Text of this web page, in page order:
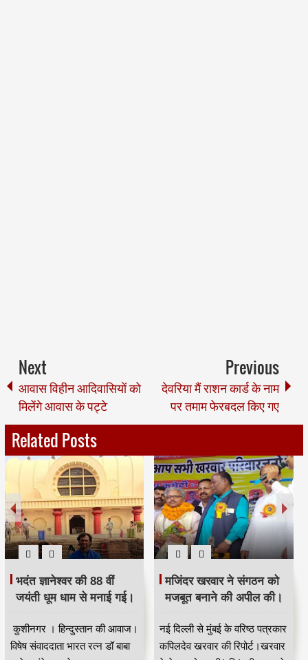
Next
आवास विहीन आदिवासियों को
मिलेंगे आवास के पट्टे
Previous
देवरिया मैं राशन कार्ड के नाम
पर तमाम फेरबदल किए गए
Related Posts
भदंत ज्ञानेश्वर की 88 वीं
जयंती धूम धाम से मनाई गई।
कुशीनगर । हिन्दुस्तान की आवाज।
विषेष संवाददाता भारत रत्न डॉ बाबा
मजिंदर खरवार ने संगठन को
मजबूत बनाने की अपील की।
नई दिल्ली से मुंबई के वरिष्ठ पत्रकार
कपिलदेव खरवार की रिपोर्ट।खरवार